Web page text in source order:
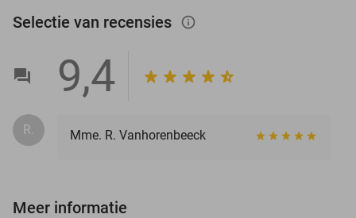
Selectie van recensies info_outlined
9,4
R. Mme. R. Vanhorenbeeck
Meer informatie